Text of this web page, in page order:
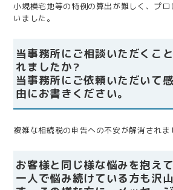
小規模宅地等の特例の算出が難しく、プ
いました。
当事務所にご相談いただくこ
れましたか?
当事務所にご依頼いただいて
由にお書きください。
複雑な相続税の申告への不安が解消されま
お客様と同じ様な悩みを抱え
一人で悩み続けている方も沢